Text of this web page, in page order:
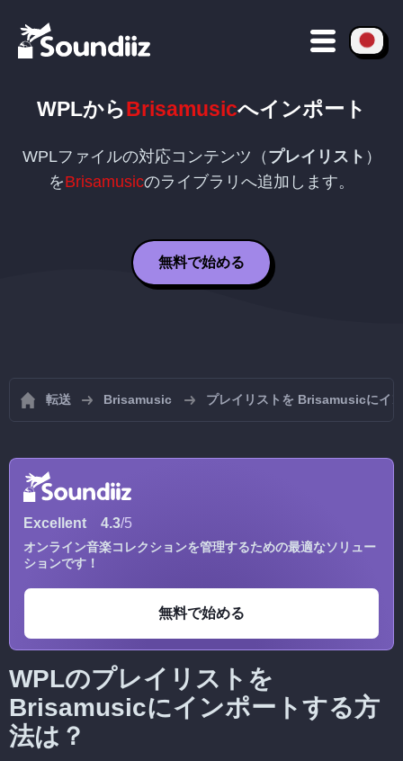
WPLからBrisamusicへインポート
WPLファイルの対応コンテンツ（ プレイリスト ）
をBrisamusicのライブラリへ追加します。
無料で始める
転送 Brisamusic プレイリストを Brisamusicにイ
Excellent 4.3/5
オンライン音楽コレクションを管理するための最適なソリュー
ションです！
無料で始める
WPLのプレイリストを
Brisamusicにインポートする方
法は？